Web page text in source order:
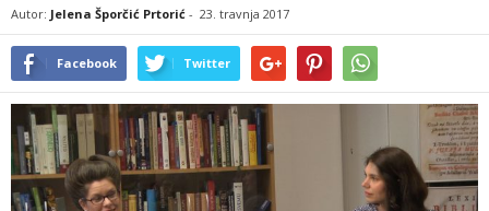
Autor: Jelena Šporčić Prtorić - 23. travnja 2017
Facebook Twitter